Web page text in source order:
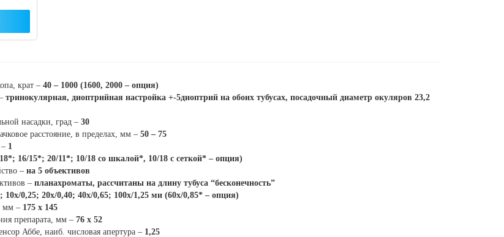
крат – 40 – 1000 (1600, 2000 – опция)
тринокулярная, диоптрийная настройка +-5диоптрий на обоих тубусах, посадочный диаметр окуляров 23,2
насадки, град – 30
расстояние, в пределах, мм – 50 – 75
1
16/15*; 20/11*; 10/18 со шкалой*, 10/18 с сеткой* – опция)
– на 5 объективов
– планахроматы, рассчитаны на длину тубуса “бесконечность”
10x/0,25; 20х/0,40; 40x/0,65; 100x/1,25 ми (60х/0,85* – опция)
мм – 175 х 145
препарата, мм – 76 х 52
Аббе, наиб. числовая апертура – 1,25